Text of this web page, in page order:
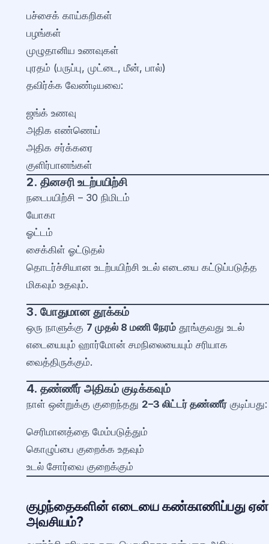
பச்சைக் காய்கறிகள்
பழங்கள்
முழுதானிய உணவுகள்
புரதம் (பருப்பு, முட்டை, மீன், பால்)
தவிர்க்க வேண்டியவை:
ஜங்க் உணவு
அதிக எண்ணெய்
அதிக சர்க்கரை
குளிர்பானங்கள்
2. தினசரி உடற்பயிற்சி
நடைபயிற்சி – 30 நிமிடம்
யோகா
ஓட்டம்
சைக்கிள் ஓட்டுதல்
தொடர்ச்சியான உடற்பயிற்சி உடல் எடையை கட்டுப்படுத்த
மிகவும் உதவும்.
3. போதுமான தூக்கம்
ஒரு நாளுக்கு 7 முதல் 8 மணி நேரம் தூங்குவது உடல்
எடையையும் ஹார்மோன் சமநிலையையும் சரியாக
வைத்திருக்கும்.
4. தண்ணீர் அதிகம் குடிக்கவும்
நாள் ஒன்றுக்கு குறைந்தது 2–3 லிட்டர் தண்ணீர் குடிப்பது:
செரிமானத்தை மேம்படுத்தும்
கொழுப்பை குறைக்க உதவும்
உடல் சோர்வை குறைக்கும்
குழந்தைகளின் எடையை கண்காணிப்பது ஏன்
அவசியம்?